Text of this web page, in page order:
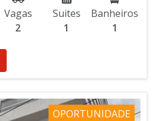
Vagas
2
Suites
1
Banheiros
1
OPORTUNIDADE